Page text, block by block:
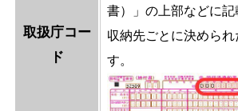
取扱庁コー
ド
書）」の上部などに
収納先ごとに決めら
す。